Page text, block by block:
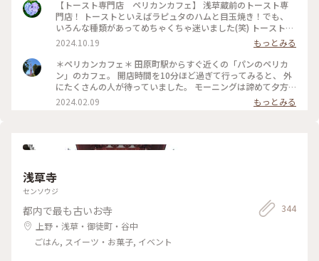
【トースト専門店 ペリカンカフェ】 浅草蔵前のトースト専
門店！ トーストといえばラピュタのハムと目玉焼き！でも、
いろんな種類があってめちゃくちゃ迷いました(笑) トーストは
サクサクホカホカ、目玉焼きは半熟トロトロ、ハムとの相性最
高です！ 予約はできないので1時間待ちました💦でもスマホで
整理番号を読み取り、あと何組かが確認できます！ 蔵前はカ
フェ開拓していきたい・・・！ #トースト #トースト専門店 #
ペリカンカフェ #蔵前 #浅草
2024.10.19
もっとみる
＊ペリカンカフェ＊ 田原町駅からすぐ近くの「パンのペリカ
ン」のカフェ。 開店時間を10分ほど過ぎて行ってみると、 外
にたくさんの人が待っていました。 モーニングは諦めて夕方
行ってみました。 16時30分少し前。 お店に着くとまだたくさ
んの人が。 17時のラストオーダーまで待っても 案内できない
ラッキーでした。 フルーツサンドは終わっていたので オムレ
わり柔らかい食パンにまず感動。 オムレツも優しいおいしさ
で幸せでした。 パンが人気の理由がよく分かりました。 本当
はトーストのモーニングが食べたかったので 次回東京に行っ
たときにはまた行ってみようと思いました。 #冬の旅 #私のこ
とりっぷ旅 #東京 #東京さんぽ #蔵前 #蔵前さんぽ #田原町 #蔵
前カフェ #ペリカンカフェ
2024.02.09 もっとみる
浅草寺
センソウジ
都内で最も古いお寺
上野・浅草・御徒町・谷中
ごはん, スイーツ・お菓子, イベント
344